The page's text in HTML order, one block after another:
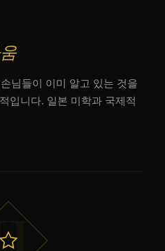
님들이 이미 알고 있는 것을
입니다. 일본 미학과 국제적